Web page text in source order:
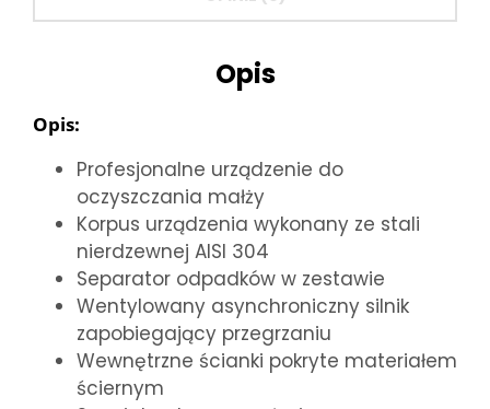
Opis
Opis:
Profesjonalne urządzenie do
oczyszczania małży
Korpus urządzenia wykonany ze stali
nierdzewnej AISI 304
Separator odpadków w zestawie
Wentylowany asynchroniczny silnik
zapobiegający przegrzaniu
Wewnętrzne ścianki pokryte materiałem
ściernym